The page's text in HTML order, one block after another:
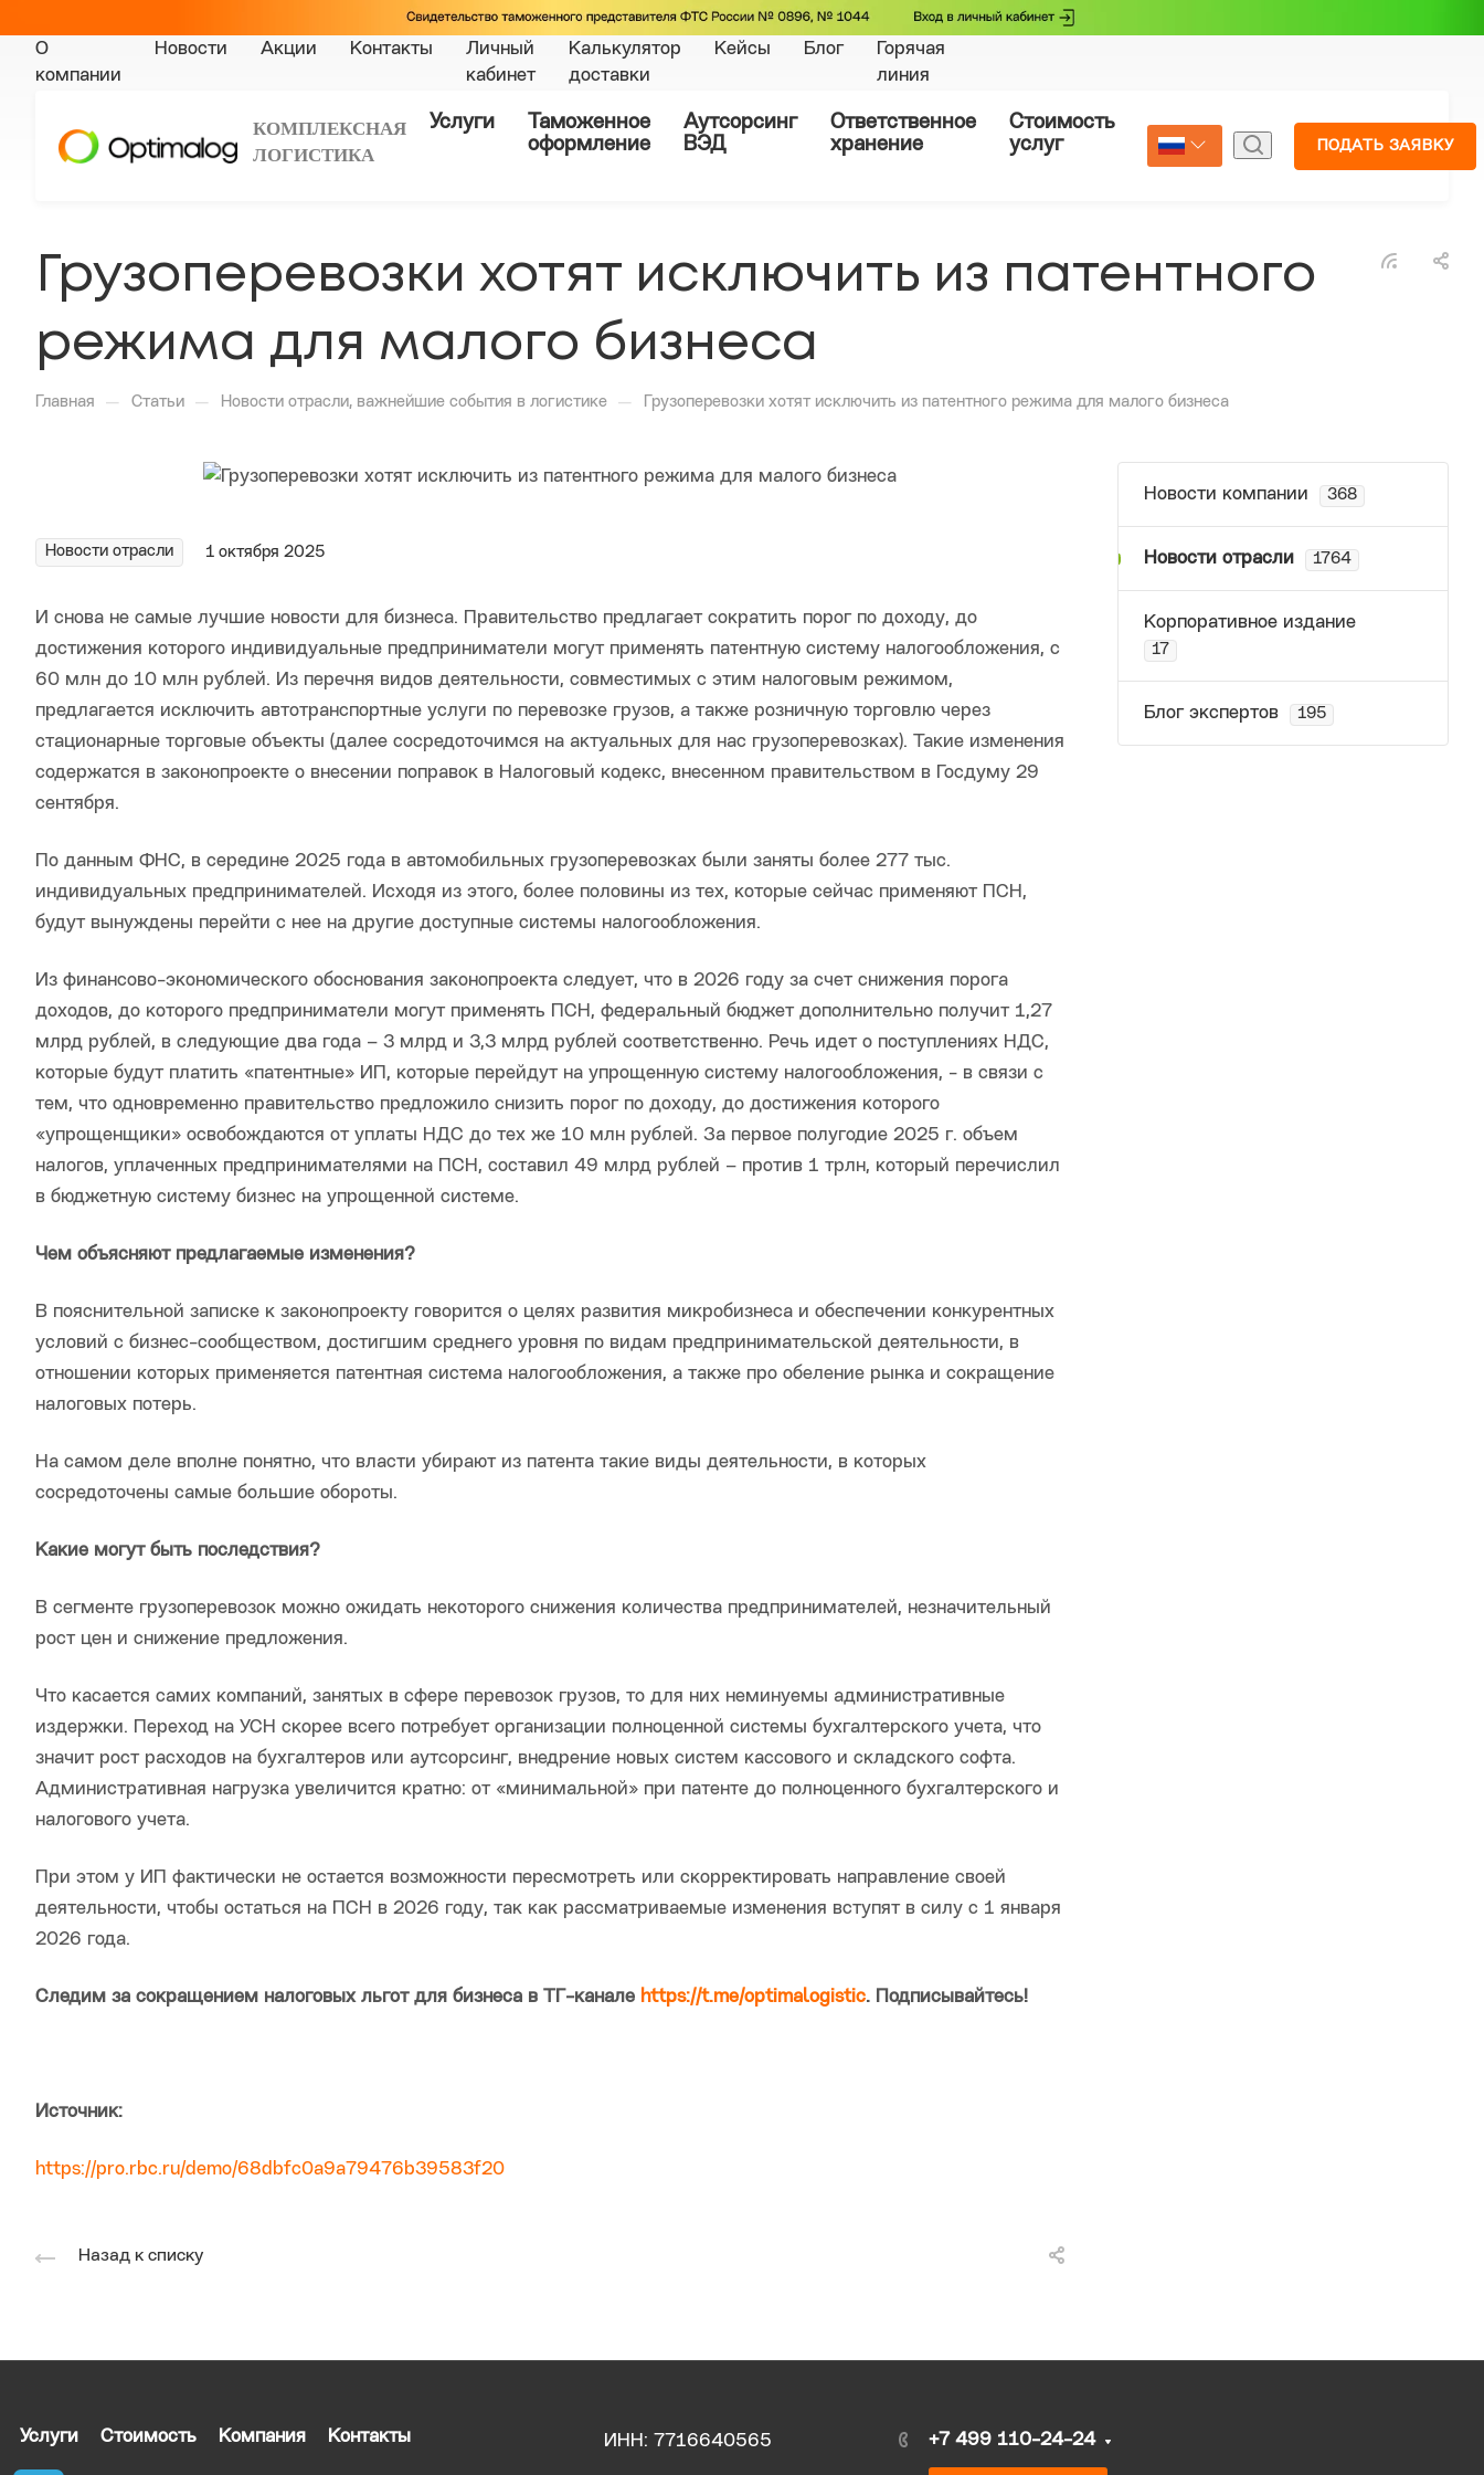
О
компании
Новости Акции Контакты
Личный
кабинет
Калькулятор
доставки
Кейсы Блог
Горячая
линия
КОМПЛЕКСНАЯ
ЛОГИСТИКА
Услуги
Таможенное
оформление
Аутсорсинг
ВЭД
Ответственное
хранение
Стоимость
услуг
Страхование
Select Language
ПОДАТЬ ЗАЯВКУ
Грузоперевозки хотят исключить из патентного
режима для малого бизнеса
Главная — Статьи — Новости отрасли, важнейшие события в логистике — Грузоперевозки хотят исключить из патентного режима для малого бизнеса
Новости отрасли 1 октября 2025
И снова не самые лучшие новости для бизнеса. Правительство предлагает сократить порог по доходу, до
достижения которого индивидуальные предприниматели могут применять патентную систему налогообложения, с
60 млн до 10 млн рублей. Из перечня видов деятельности, совместимых с этим налоговым режимом,
предлагается исключить автотранспортные услуги по перевозке грузов, а также розничную торговлю через
стационарные торговые объекты (далее сосредоточимся на актуальных для нас грузоперевозках). Такие изменения
содержатся в законопроекте о внесении поправок в Налоговый кодекс, внесенном правительством в Госдуму 29
сентября.
По данным ФНС, в середине 2025 года в автомобильных грузоперевозках были заняты более 277 тыс.
индивидуальных предпринимателей. Исходя из этого, более половины из тех, которые сейчас применяют ПСН,
будут вынуждены перейти с нее на другие доступные системы налогообложения.
Из финансово-экономического обоснования законопроекта следует, что в 2026 году за счет снижения порога
доходов, до которого предприниматели могут применять ПСН, федеральный бюджет дополнительно получит 1,27
млрд рублей, в следующие два года – 3 млрд и 3,3 млрд рублей соответственно. Речь идет о поступлениях НДС,
которые будут платить «патентные» ИП, которые перейдут на упрощенную систему налогообложения, - в связи с
тем, что одновременно правительство предложило снизить порог по доходу, до достижения которого
«упрощенщики» освобождаются от уплаты НДС до тех же 10 млн рублей. За первое полугодие 2025 г. объем
налогов, уплаченных предпринимателями на ПСН, составил 49 млрд рублей – против 1 трлн, который перечислил
в бюджетную систему бизнес на упрощенной системе.
Чем объясняют предлагаемые изменения?
В пояснительной записке к законопроекту говорится о целях развития микробизнеса и обеспечении конкурентных
условий с бизнес-сообществом, достигшим среднего уровня по видам предпринимательской деятельности, в
отношении которых применяется патентная система налогообложения, а также про обеление рынка и сокращение
налоговых потерь.
На самом деле вполне понятно, что власти убирают из патента такие виды деятельности, в которых
сосредоточены самые большие обороты.
Какие могут быть последствия?
В сегменте грузоперевозок можно ожидать некоторого снижения количества предпринимателей, незначительный
рост цен и снижение предложения.
Что касается самих компаний, занятых в сфере перевозок грузов, то для них неминуемы административные
издержки. Переход на УСН скорее всего потребует организации полноценной системы бухгалтерского учета, что
значит рост расходов на бухгалтеров или аутсорсинг, внедрение новых систем кассового и складского софта.
Административная нагрузка увеличится кратно: от «минимальной» при патенте до полноценного бухгалтерского и
налогового учета.
При этом у ИП фактически не остается возможности пересмотреть или скорректировать направление своей
деятельности, чтобы остаться на ПСН в 2026 году, так как рассматриваемые изменения вступят в силу с 1 января
2026 года.
Следим за сокращением налоговых льгот для бизнеса в ТГ-канале https://t.me/optimalogistic. Подписывайтесь!
Источник:
https://pro.rbc.ru/demo/68dbfc0a9a79476b39583f20
Назад к списку
Новости компании 368
Новости отрасли 1764
Корпоративное издание
17
Блог экспертов 195
Услуги Стоимость Компания Контакты ИНН: 7716640565 +7 499 110-24-24